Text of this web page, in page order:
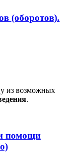
(оборотов).
из возможных
.
помощи